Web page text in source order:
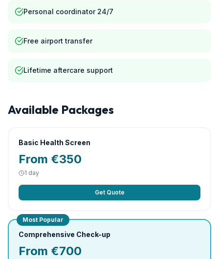
Personal coordinator 24/7
Free airport transfer
Lifetime aftercare support
Available Packages
Basic Health Screen
From €350
1 day
Get Quote
Most Popular
Comprehensive Check-up
From €700